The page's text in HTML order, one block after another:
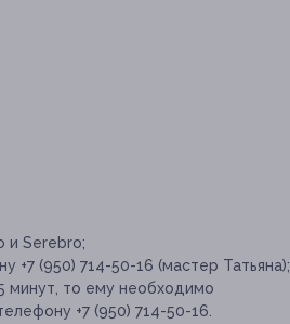
и Serebro;
+7 (950) 714-50-16 (мастер Татьяна);
минут, то ему необходимо
+7 (950) 714-50-16.